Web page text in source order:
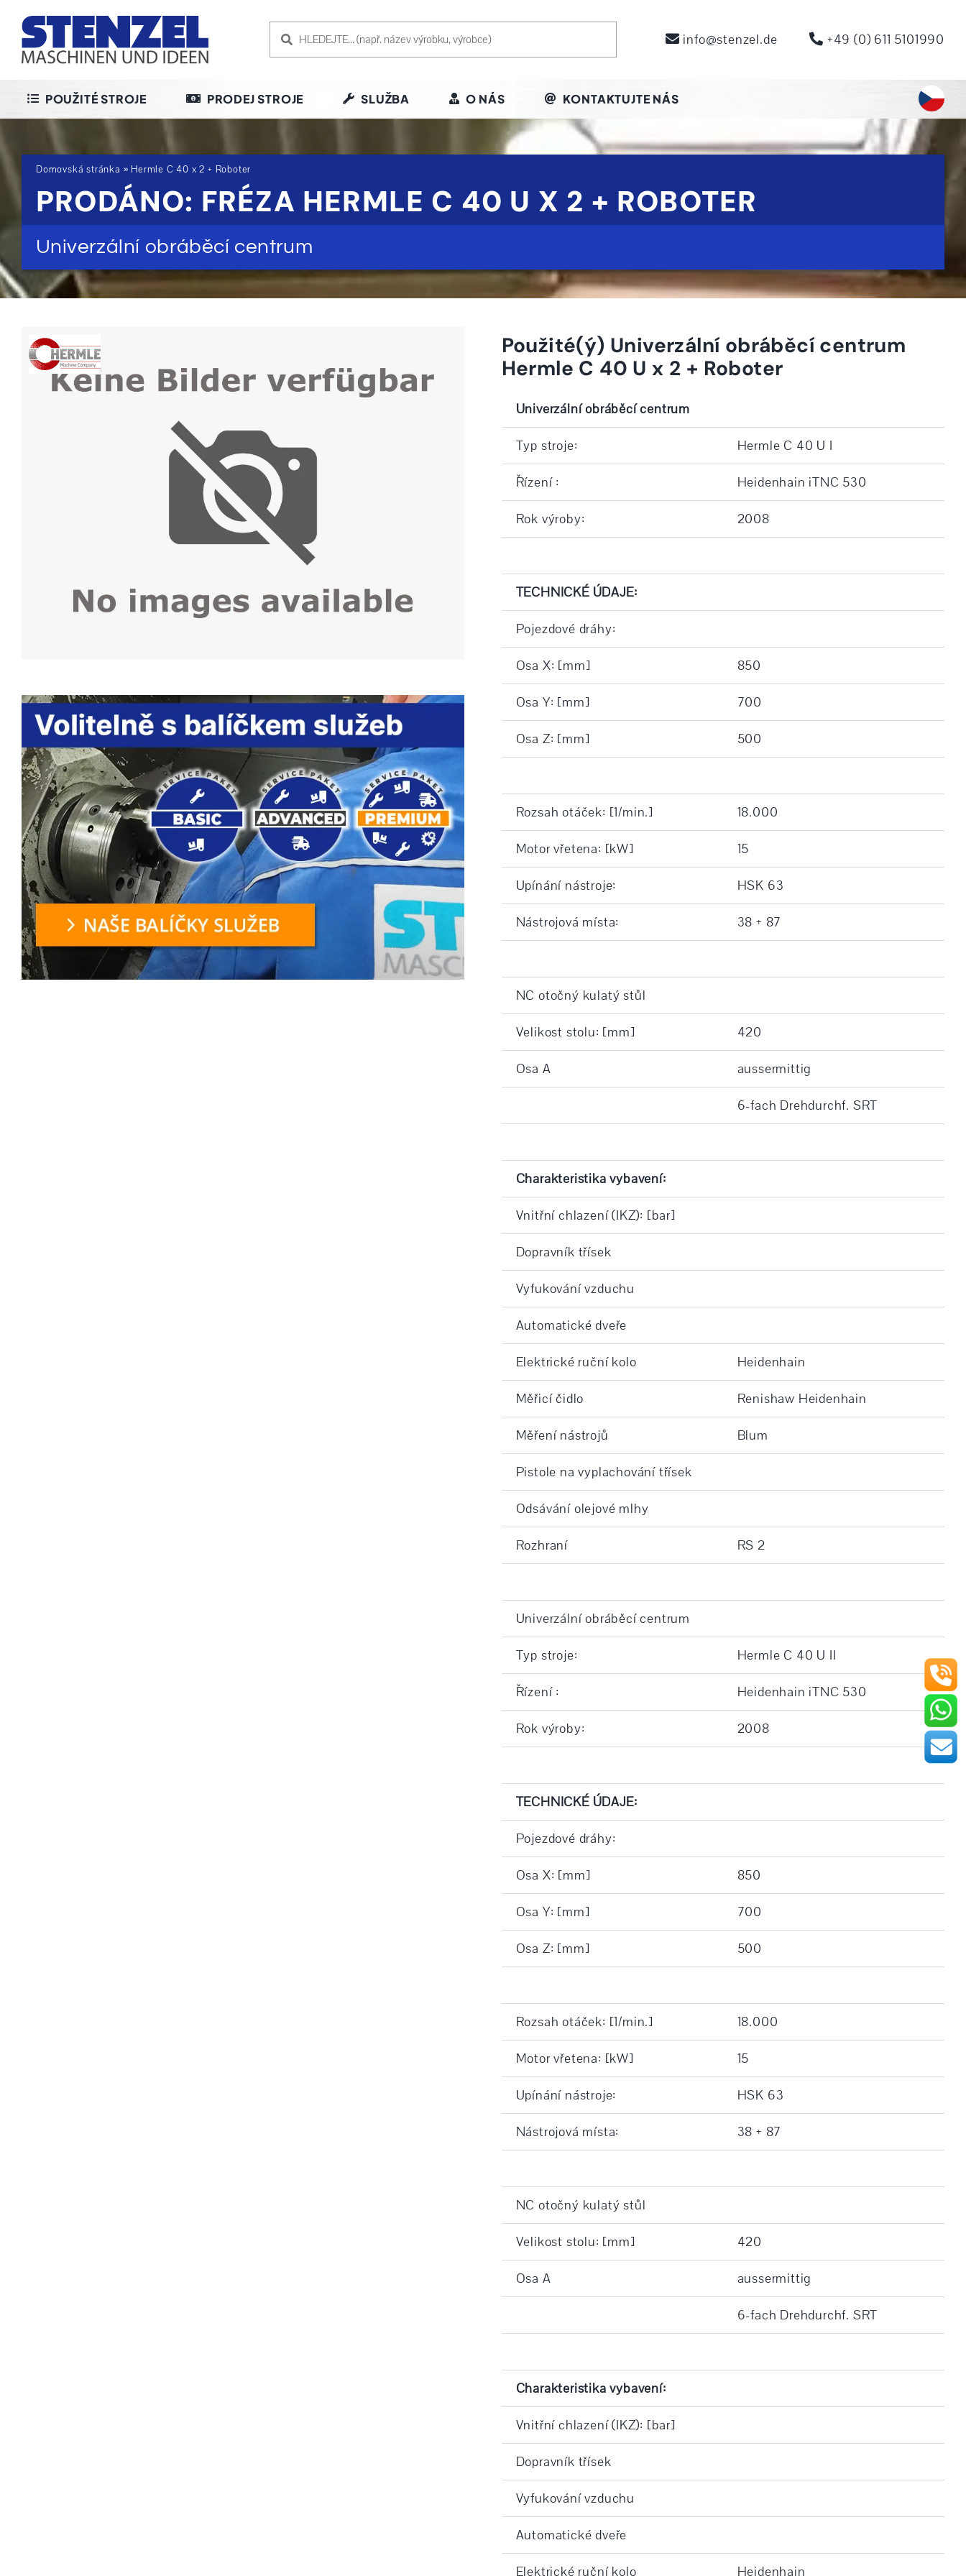
content
info@stenzel.de +49 (0) 611 5101990
POUŽITÉ STROJE PRODEJ STROJE SLUŽBA O NÁS KONTAKTUJTE NÁS
Domovská stránka » Hermle C 40 x 2 + Roboter
PRODÁNO: FRÉZA HERMLE C 40 U X 2 + ROBOTER
Univerzální obráběcí centrum
Použité(ý) Univerzální obráběcí centrum
Hermle C 40 U x 2 + Roboter
Univerzální obráběcí centrum
Typ stroje: Hermle C 40 U I
Řízení : Heidenhain iTNC 530
Rok výroby: 2008
TECHNICKÉ ÚDAJE:
Pojezdové dráhy:
Osa X: [mm] 850
Osa Y: [mm] 700
Osa Z: [mm] 500
Rozsah otáček: [1/min.] 18.000
Motor vřetena: [kW] 15
Upínání nástroje: HSK 63
Nástrojová místa: 38 + 87
NC otočný kulatý stůl
Velikost stolu: [mm] 420
Osa A aussermittig
6-fach Drehdurchf. SRT
Charakteristika vybavení:
Vnitřní chlazení (IKZ): [bar]
Dopravník třísek
Vyfukování vzduchu
Automatické dveře
Elektrické ruční kolo Heidenhain
Měřicí čidlo Renishaw Heidenhain
Měření nástrojů Blum
Pistole na vyplachování třísek
Odsávání olejové mlhy
Rozhraní RS 2
Univerzální obráběcí centrum
Typ stroje: Hermle C 40 U II
Řízení : Heidenhain iTNC 530
Rok výroby: 2008
TECHNICKÉ ÚDAJE:
Pojezdové dráhy:
Osa X: [mm] 850
Osa Y: [mm] 700
Osa Z: [mm] 500
Rozsah otáček: [1/min.] 18.000
Motor vřetena: [kW] 15
Upínání nástroje: HSK 63
Nástrojová místa: 38 + 87
NC otočný kulatý stůl
Velikost stolu: [mm] 420
Osa A aussermittig
6-fach Drehdurchf. SRT
Charakteristika vybavení:
Vnitřní chlazení (IKZ): [bar]
Dopravník třísek
Vyfukování vzduchu
Automatické dveře
Elektrické ruční kolo Heidenhain